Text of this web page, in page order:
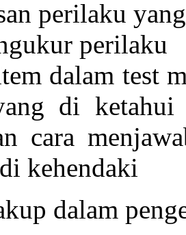
perilaku
perilaku
dalam test
di
cara
kehendaki
dalam